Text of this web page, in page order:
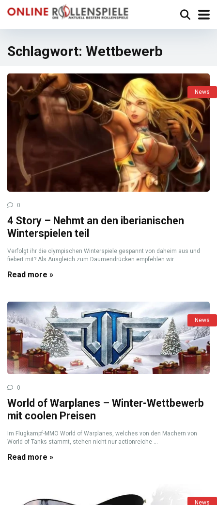
Schlagwort: Wettbewerb
News
0
4 Story – Nehmt an den iberianischen
Winterspielen teil
Verfolgt ihr die olympischen Winterspiele gespannt von daheim aus und
fiebert mit? Als Ausgleich zum Daumendrücken empfehlen wir ...
Read more »
News
0
World of Warplanes – Winter-Wettbewerb
mit coolen Preisen
Im Flugkampf-MMO World of Warplanes, welches von den Machern von
World of Tanks stammt, stehen nicht nur actionreiche ...
Read more »
News